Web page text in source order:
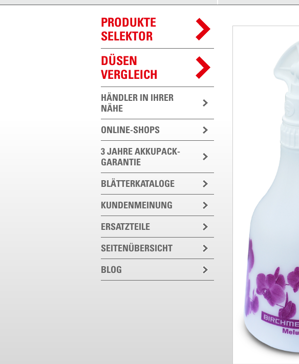
PRODUKTE
SELEKTOR
DÜSEN
VERGLEICH
HÄNDLER IN IHRER
NÄHE
ONLINE-SHOPS
3 JAHRE AKKUPACK-
GARANTIE
BLÄTTERKATALOGE
KUNDENMEINUNG
ERSATZTEILE
SEITENÜBERSICHT
BLOG